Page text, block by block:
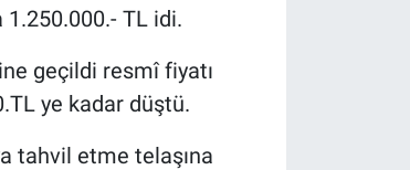
TL idi.
geçildi resmî fiyatı
ye kadar düştü.
tahvil etme telaşına